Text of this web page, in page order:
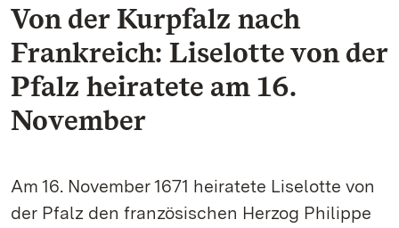
Von der Kurpfalz nach
Frankreich: Liselotte von der
Pfalz heiratete am 16.
November
Am 16. November 1671 heiratete Liselotte von
der Pfalz den französischen Herzog Philippe